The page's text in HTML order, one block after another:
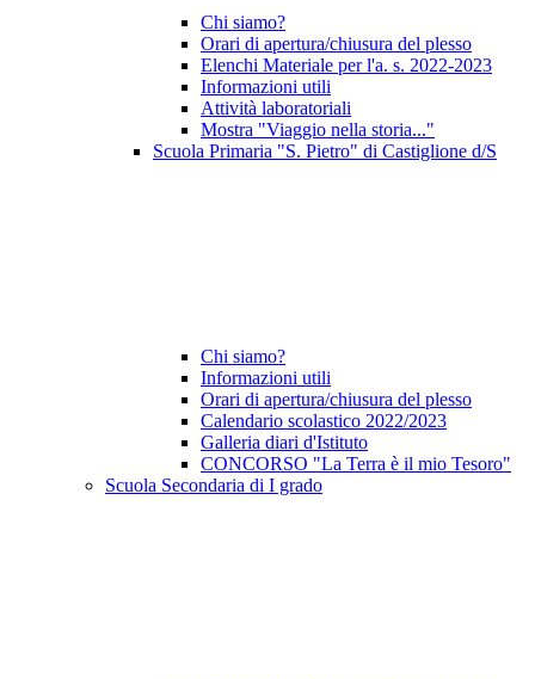
Chi siamo?
Orari di apertura/chiusura del plesso
Elenchi Materiale per l'a. s. 2022-2023
Informazioni utili
Attività laboratoriali
Mostra "Viaggio nella storia..."
Scuola Primaria "S. Pietro" di Castiglione d/S
Chi siamo?
Informazioni utili
Orari di apertura/chiusura del plesso
Calendario scolastico 2022/2023
Galleria diari d'Istituto
CONCORSO "La Terra è il mio Tesoro"
Scuola Secondaria di I grado